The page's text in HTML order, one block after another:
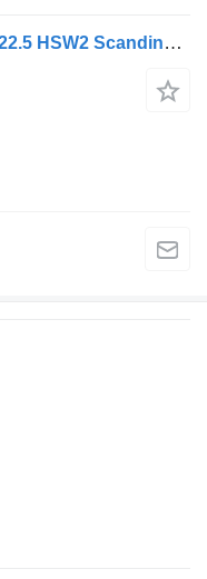
Continental Continental 315/60R22.5 HSW2 Scandinavia